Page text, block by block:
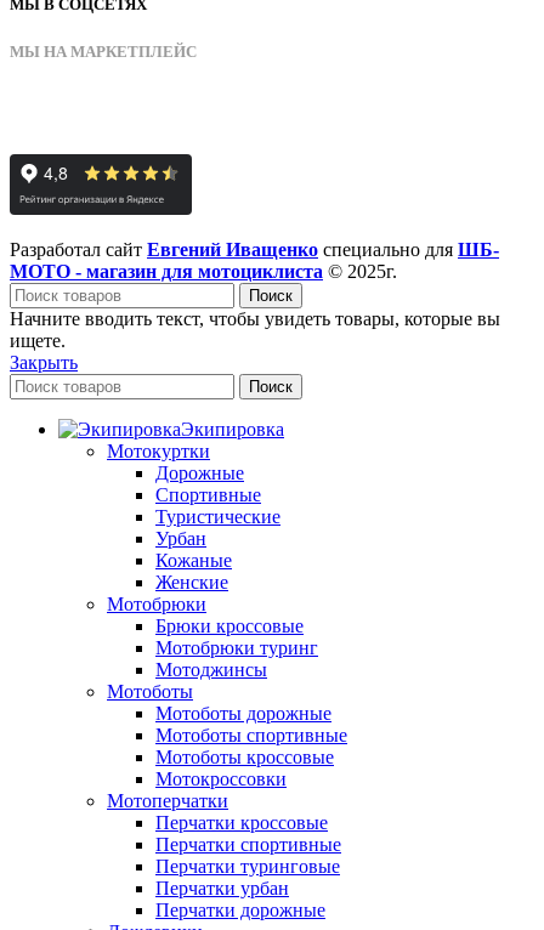
МЫ В СОЦСЕТЯХ
МЫ НА МАРКЕТПЛЕЙС
Разработал сайт Евгений Иващенко специально для ШБ-
МОТО - магазин для мотоциклиста © 2025г.
Поиск
Начните вводить текст, чтобы увидеть товары, которые вы
ищете.
Закрыть
Поиск
Экипировка
Мотокуртки
Дорожные
Спортивные
Туристические
Урбан
Кожаные
Женские
Мотобрюки
Брюки кроссовые
Мотобрюки туринг
Мотоджинсы
Мотоботы
Мотоботы дорожные
Мотоботы спортивные
Мотоботы кроссовые
Мотокроссовки
Мотоперчатки
Перчатки кроссовые
Перчатки спортивные
Перчатки туринговые
Перчатки урбан
Перчатки дорожные